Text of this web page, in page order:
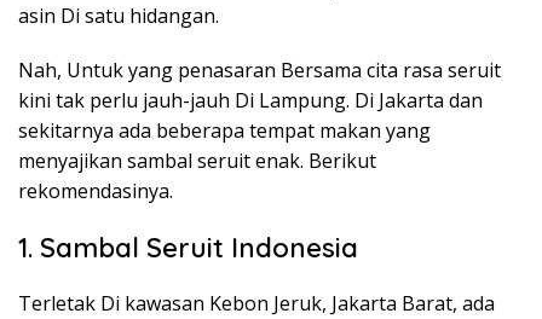
asin Di satu hidangan.
Nah, Untuk yang penasaran Bersama cita rasa seruit
kini tak perlu jauh-jauh Di Lampung. Di Jakarta dan
sekitarnya ada beberapa tempat makan yang
menyajikan sambal seruit enak. Berikut
rekomendasinya.
1. Sambal Seruit Indonesia
Terletak Di kawasan Kebon Jeruk, Jakarta Barat, ada